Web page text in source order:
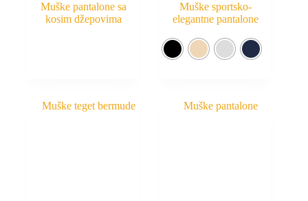
Muške pantalone sa
kosim džepovima
Muške sportsko-
elegantne pantalone